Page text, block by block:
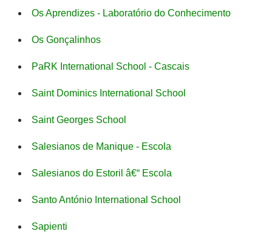
Os Aprendizes - Laboratório do Conhecimento
Os Gonçalinhos
PaRK International School - Cascais
Saint Dominics International School
Saint Georges School
Salesianos de Manique - Escola
Salesianos do Estoril â€“ Escola
Santo António International School
Sapienti